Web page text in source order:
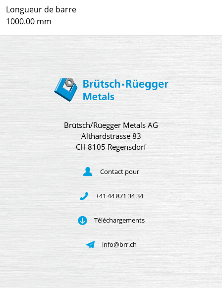
Longueur de barre
1000.00 mm
Brütsch/Rüegger Metals AG
Althardstrasse 83
CH 8105 Regensdorf
Contact pour
+41 44 871 34 34
Téléchargements
info@brr.ch